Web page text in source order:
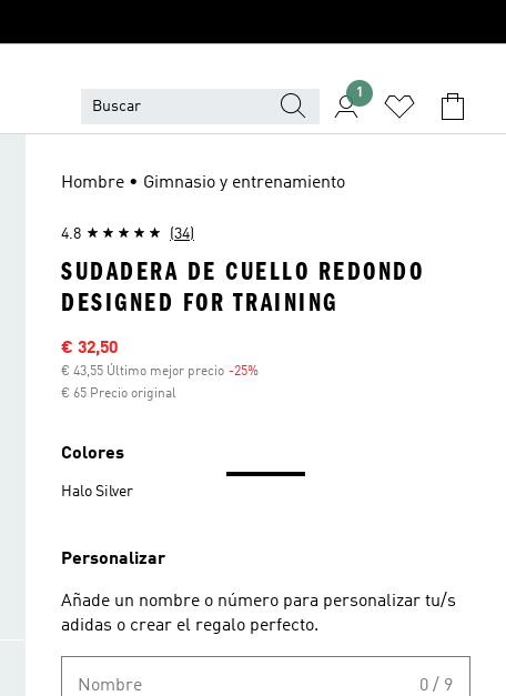
1
Hombre • Gimnasio y entrenamiento
4.8 (34)
SUDADERA DE CUELLO REDONDO
DESIGNED FOR TRAINING
Precio rebajado
€ 32,50
€ 43,55 Último mejor precio -25%
€ 65 Precio original
Colores
Halo Silver
Personalizar
Añade un nombre o número para personalizar tu/s
adidas o crear el regalo perfecto.
Nombre 0 / 9